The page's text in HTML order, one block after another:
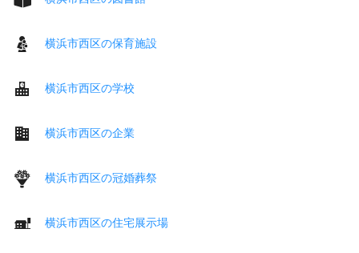
横浜市西区の保育施設
横浜市西区の学校
横浜市西区の企業
横浜市西区の冠婚葬祭
横浜市西区の住宅展示場